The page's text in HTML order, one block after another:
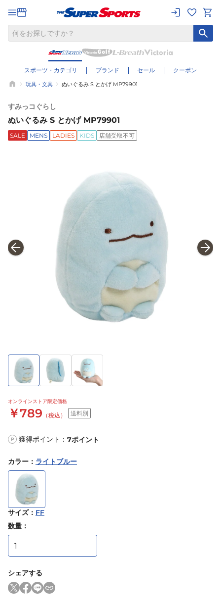
スポーツ・カテゴリ ブランド セール クーポン
玩具・文具 ぬいぐるみ S とかげ MP79901
すみっコぐらし
ぬいぐるみ S とかげ MP79901
SALE MENS LADIES KIDS 店舗受取不可
オンラインストア限定価格
￥789 （税込） 送料別
P 獲得ポイント： 7ポイント
カラー ： ライトブルー
サイズ： FF
数量：
シェアする